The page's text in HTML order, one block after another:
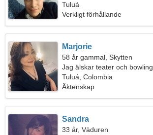
Tuluá
Verkligt förhållande
Marjorie
58 år gammal, Skytten
Jag älskar teater och bowling
Tuluá, Colombia
Äktenskap
Sandra
33 år, Väduren